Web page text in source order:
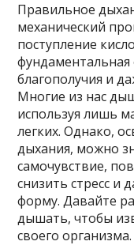
Правильное
механический
поступление
благополучия и
Многие из нас
используя лишь
легких. Однако,
дыхания, можно
самочувствие,
снизить стресс и
форму. Давайте
дышать, чтобы
своего организма.